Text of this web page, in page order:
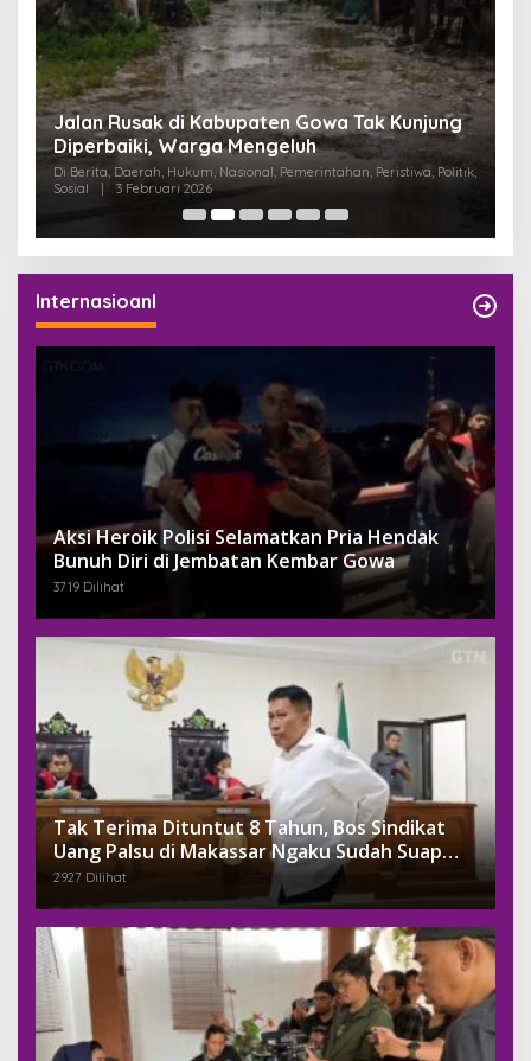
Jalan Rusak di Kabupaten Gowa Tak Kunjung
Diperbaiki, Warga Mengeluh
Di Berita, Daerah, Hukum, Nasional, Pemerintahan, Peristiwa, Politik,
Sosial
| 3 Februari 2026
Internasioanl
Aksi Heroik Polisi Selamatkan Pria Hendak
Bunuh Diri di Jembatan Kembar Gowa
3719 Dilihat
Tak Terima Dituntut 8 Tahun, Bos Sindikat
Uang Palsu di Makassar Ngaku Sudah Suap
Jaksa Dengan Miliaran
2927 Dilihat